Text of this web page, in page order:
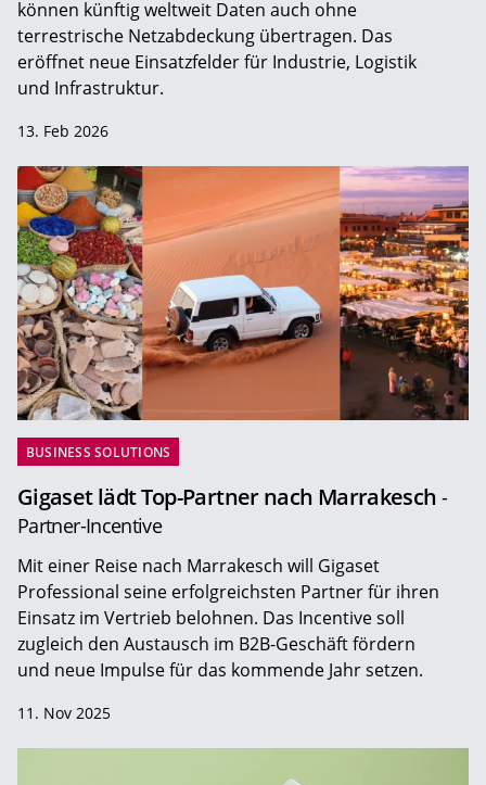
können künftig weltweit Daten auch ohne
terrestrische Netzabdeckung übertragen. Das
eröffnet neue Einsatzfelder für Industrie, Logistik
und Infrastruktur.
13. Feb 2026
BUSINESS SOLUTIONS
Gigaset lädt Top-Partner nach Marrakesch -
Partner-Incentive
Mit einer Reise nach Marrakesch will Gigaset
Professional seine erfolgreichsten Partner für ihren
Einsatz im Vertrieb belohnen. Das Incentive soll
zugleich den Austausch im B2B-Geschäft fördern
und neue Impulse für das kommende Jahr setzen.
11. Nov 2025